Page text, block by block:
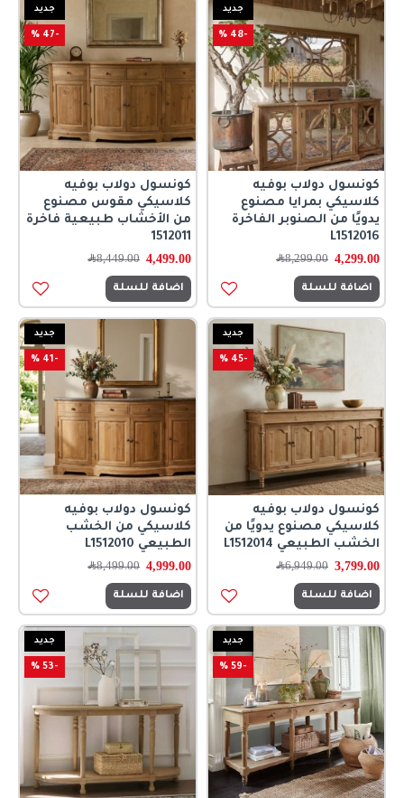
جديد
-48 %
كونسول دولاب بوفيه
كلاسيكي بمرايا مصنوع
يدويًا من الصنوبر الفاخرة
L1512016
4,299.00
8,299.00﷼
اضافة للسلة
جديد
-47 %
كونسول دولاب بوفيه
كلاسيكي مقوس مصنوع
من الأخشاب طبيعية فاخرة
1512011
4,499.00
8,449.00﷼
اضافة للسلة
جديد
-45 %
كونسول دولاب بوفيه
كلاسيكي مصنوع يدويًا من
الخشب الطبيعي L1512014
3,799.00
6,949.00﷼
اضافة للسلة
جديد
-41 %
كونسول دولاب بوفيه
كلاسيكي من الخشب
الطبيعي L1512010
4,999.00
8,499.00﷼
اضافة للسلة
جديد
-59 %
جديد
-53 %